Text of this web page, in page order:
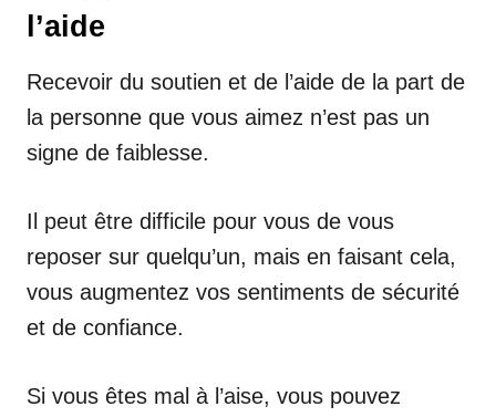
l’aide
Recevoir du soutien et de l’aide de la part de
la personne que vous aimez n’est pas un
signe de faiblesse.
Il peut être difficile pour vous de vous
reposer sur quelqu’un, mais en faisant cela,
vous augmentez vos sentiments de sécurité
et de confiance.
Si vous êtes mal à l’aise, vous pouvez